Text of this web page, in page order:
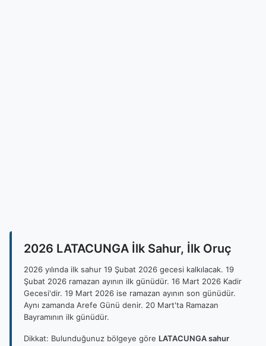
2026 LATACUNGA İlk Sahur, İlk Oruç
2026 yılında ilk sahur 19 Şubat 2026 gecesi kalkılacak. 19
Şubat 2026 ramazan ayının ilk günüdür. 16 Mart 2026 Kadir
Gecesi'dir. 19 Mart 2026 ise ramazan ayının son günüdür.
Aynı zamanda Arefe Günü denir. 20 Mart'ta Ramazan
Bayramının ilk günüdür.
Dikkat: Bulunduğunuz bölgeye göre LATACUNGA sahur